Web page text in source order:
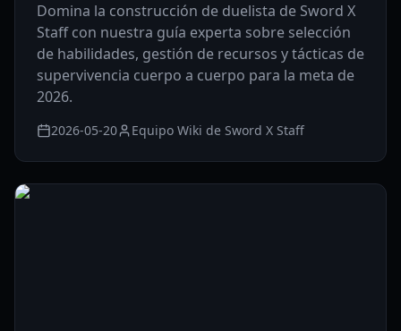
Domina la construcción de duelista de Sword X
Staff con nuestra guía experta sobre selección
de habilidades, gestión de recursos y tácticas de
supervivencia cuerpo a cuerpo para la meta de
2026.
2026-05-20 Equipo Wiki de Sword X Staff